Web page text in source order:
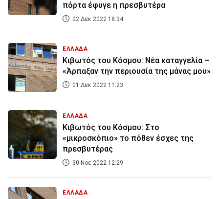
πόρτα έφυγε η πρεσβυτέρα
02 Δεκ 2022 18:34
ΕΛΛΑΔΑ
Κιβωτός του Κόσμου: Νέα καταγγελία –
«Άρπαξαν την περιουσία της μάνας μου»
01 Δεκ 2022 11:23
ΕΛΛΑΔΑ
Κιβωτός του Κόσμου: Στο
«μικροσκόπιο» το πόθεν έσχες της
πρεσβυτέρας
30 Νοε 2022 12:29
ΕΛΛΑΔΑ